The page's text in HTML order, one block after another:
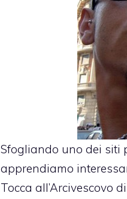
Sfogliando uno dei siti
apprendiamo
Tocca all’Arcivescovo